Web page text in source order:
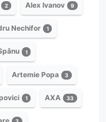
2 Alex Ivanov 9
Nechifor 1
1
Artemie Popa 3
1 AXA 33